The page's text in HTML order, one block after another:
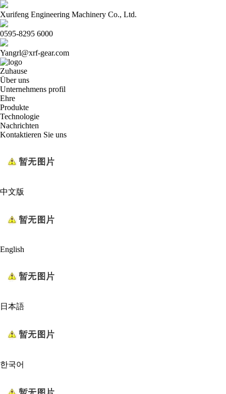
Xurifeng Engineering Machinery Co., Ltd.
0595-8295 6000
Yangrl@xrf-gear.com
Zuhause
Über uns
Unternehmens profil
Ehre
Produkte
Technologie
Nachrichten
Kontaktieren Sie uns
中文版
English
日本語
한국어